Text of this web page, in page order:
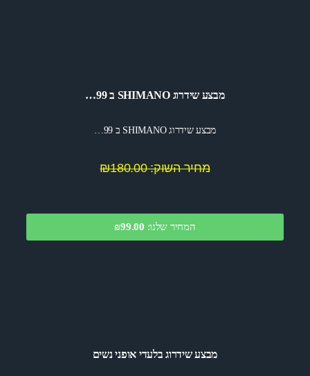
מבצע שידרוג SHIMANO ב 99…
מבצע שידרוג SHIMANO ב 99…
מחיר השוק: ₪180.00
המחיר שלנו: ₪99.00
מבצע שידרוג בלעדי אופני נשים